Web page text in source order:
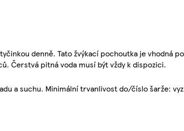
denně. Tato žvýkací pochoutka je vhodná
Čerstvá pitná voda musí být vždy k dispozici.
a suchu. Minimální trvanlivost do/číslo šarže: